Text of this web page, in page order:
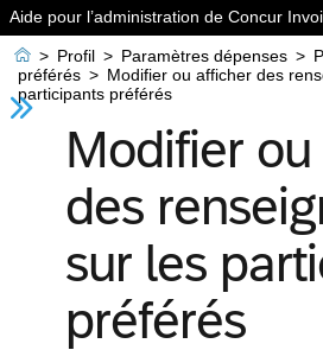
Aide pour l’administration de Concur
 > Profil > Paramètres dépenses >
préférés > Modifier ou afficher des
participants préférés
Modifier
des
sur les
préférés